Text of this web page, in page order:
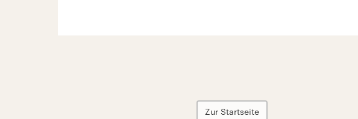
Zur Startseite